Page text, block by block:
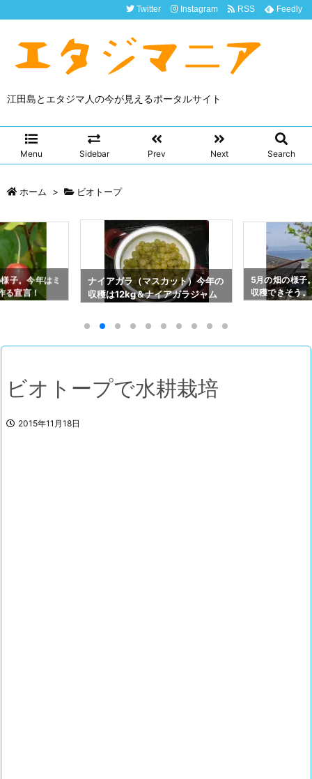
江田島とエタジマ人の今が見えるポータルサイト
Menu Sidebar Prev Next Search
Twitter Instagram RSS Feedly
ホーム > ビオトープ
子。今年はミ
る宣言！
ナイアガラ（マスカット）今年の
収穫は12kg＆ナイアガラジャム
5月の畑の様子
収穫できそう
ビオトープで水耕栽培
2015年11月18日